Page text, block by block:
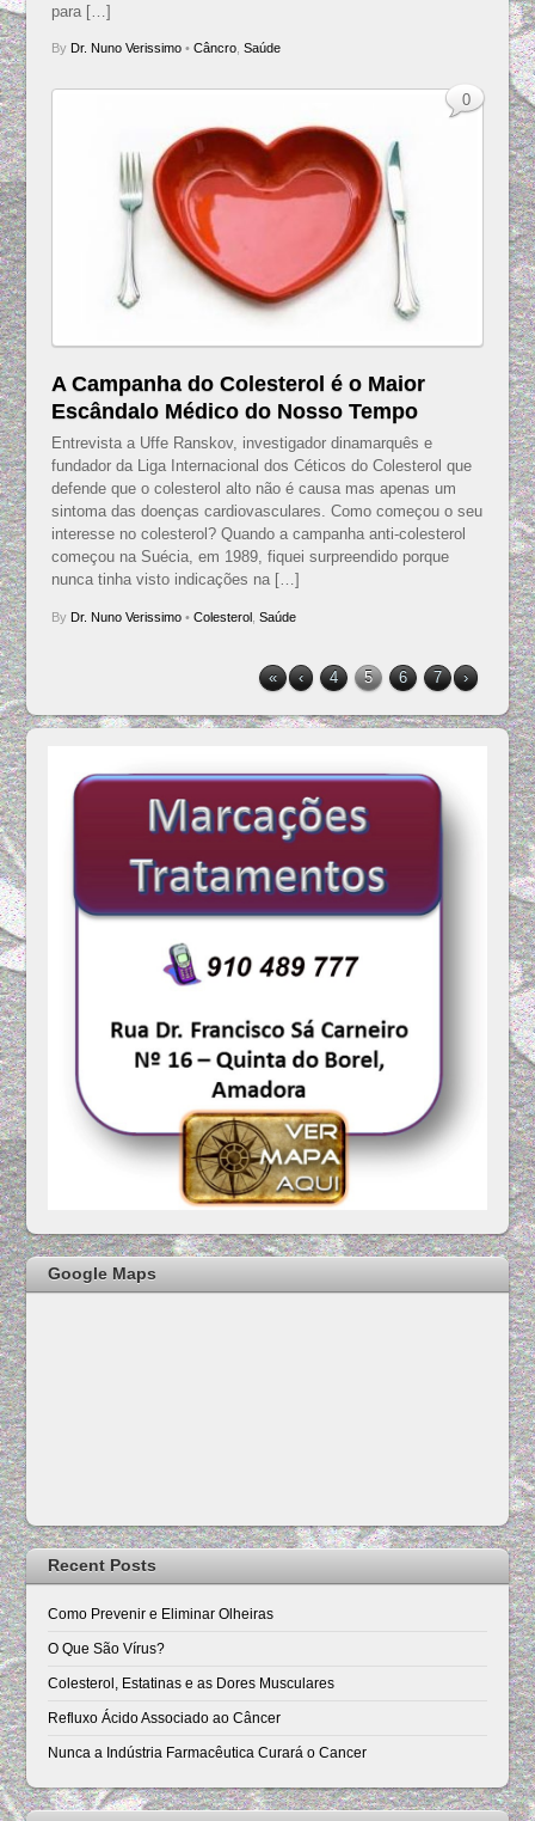
para […]
By Dr. Nuno Verissimo• Câncro, Saúde
A Campanha do Colesterol é o Maior
Escândalo Médico do Nosso Tempo
Entrevista a Uffe Ranskov, investigador dinamarquês e
fundador da Liga Internacional dos Céticos do Colesterol que
defende que o colesterol alto não é causa mas apenas um
sintoma das doenças cardiovasculares. Como começou o seu
interesse no colesterol? Quando a campanha anti-colesterol
começou na Suécia, em 1989, fiquei surpreendido porque
nunca tinha visto indicações na […]
By Dr. Nuno Verissimo• Colesterol, Saúde
0
« ‹ 4 5 6 7 ›
Google Maps
Recent Posts
Como Prevenir e Eliminar Olheiras
O Que São Vírus?
Colesterol, Estatinas e as Dores Musculares
Refluxo Ácido Associado ao Câncer
Nunca a Indústria Farmacêutica Curará o Cancer